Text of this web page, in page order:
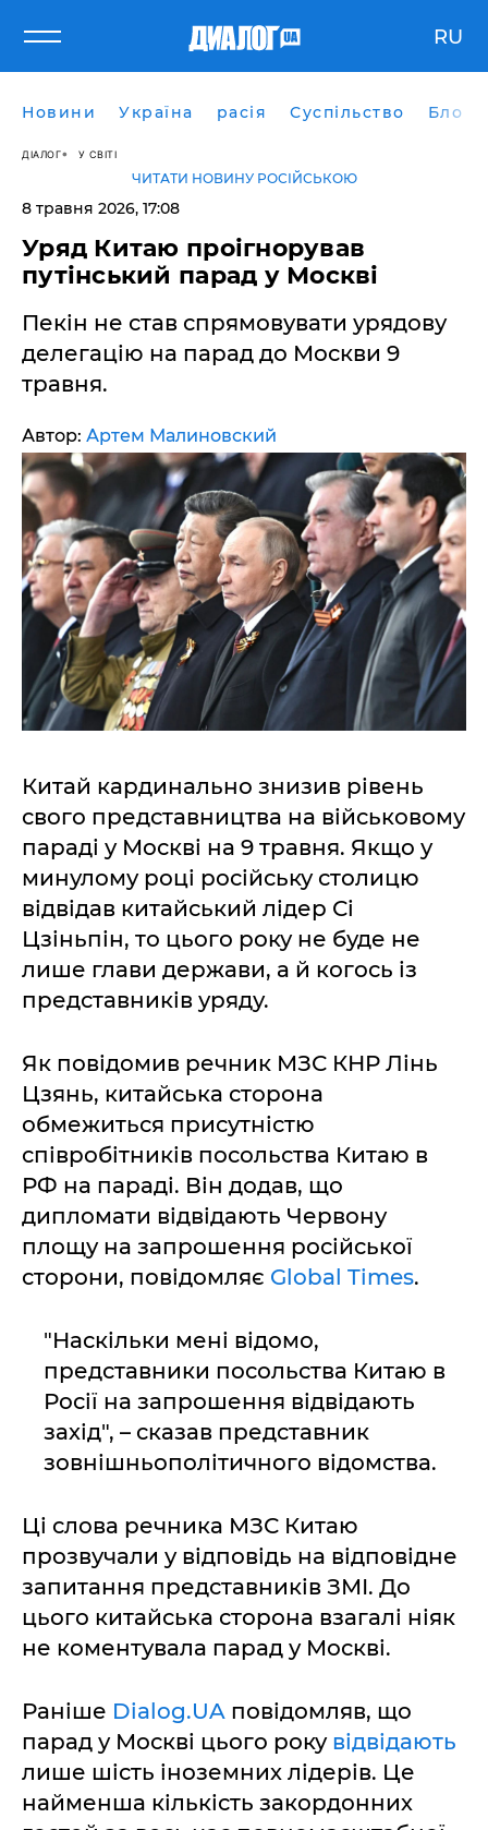
RU
Новини Україна расія Суспільство Блоги
ДІАЛОГ У СВІТІ
ЧИТАТИ НОВИНУ РОСІЙСЬКОЮ
8 травня 2026, 17:08
​Уряд Китаю проігнорував
путінський парад у Москві
Пекін не став спрямовувати урядову
делегацію на парад до Москви 9
травня.
Автор: Артем Малиновский
Китай кардинально знизив рівень
свого представництва на військовому
параді у Москві на 9 травня. Якщо у
минулому році російську столицю
відвідав китайський лідер Сі
Цзіньпін, то цього року не буде не
лише глави держави, а й когось із
представників уряду.
Як повідомив речник МЗС КНР Лінь
Цзянь, китайська сторона
обмежиться присутністю
співробітників посольства Китаю в
РФ на параді. Він додав, що
дипломати відвідають Червону
площу на запрошення російської
сторони, повідомляє Global Times.
"Наскільки мені відомо,
представники посольства Китаю в
Росії на запрошення відвідають
захід", – сказав представник
зовнішньополітичного відомства.
Ці слова речника МЗС Китаю
прозвучали у відповідь на відповідне
запитання представників ЗМІ. До
цього китайська сторона взагалі ніяк
не коментувала парад у Москві.
Раніше Dialog.UA повідомляв, що
парад у Москві цього року відвідають
лише шість іноземних лідерів. Це
найменша кількість закордонних